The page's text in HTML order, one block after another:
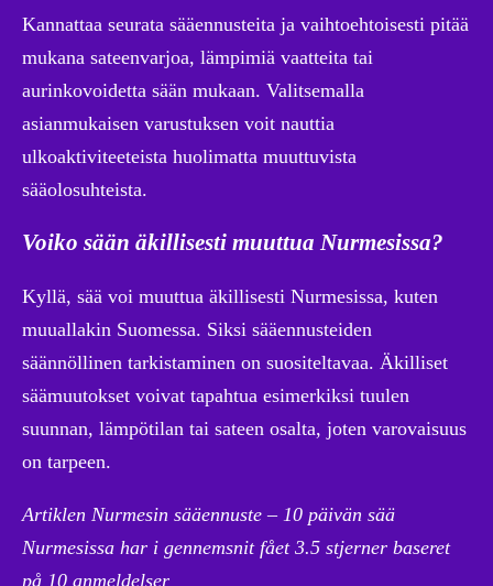
Kannattaa seurata sääennusteita ja vaihtoehtoisesti pitää
mukana sateenvarjoa, lämpimiä vaatteita tai
aurinkovoidetta sään mukaan. Valitsemalla
asianmukaisen varustuksen voit nauttia
ulkoaktiviteeteista huolimatta muuttuvista
sääolosuhteista.
Voiko sään äkillisesti muuttua Nurmesissa?
Kyllä, sää voi muuttua äkillisesti Nurmesissa, kuten
muuallakin Suomessa. Siksi sääennusteiden
säännöllinen tarkistaminen on suositeltavaa. Äkilliset
säämuutokset voivat tapahtua esimerkiksi tuulen
suunnan, lämpötilan tai sateen osalta, joten varovaisuus
on tarpeen.
Artiklen Nurmesin sääennuste – 10 päivän sää
Nurmesissa har i gennemsnit fået 3.5 stjerner baseret
på 10 anmeldelser